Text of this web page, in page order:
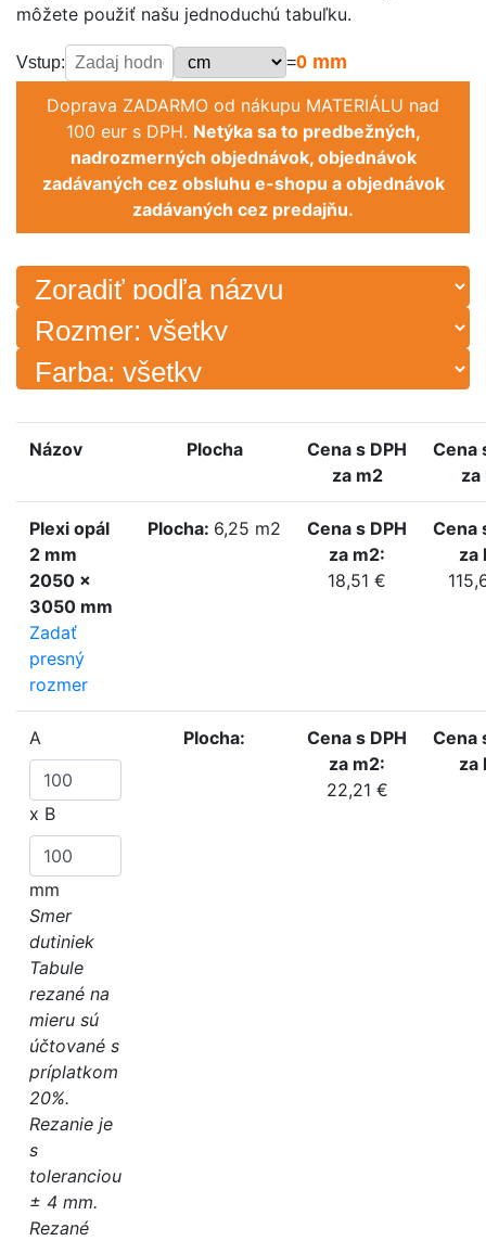
môžete použiť našu jednoduchú tabuľku.
Vstup: =0 mm
Doprava ZADARMO od nákupu MATERIÁLU nad
100 eur s DPH. Netýka sa to predbežných,
nadrozmerných objednávok, objednávok
zadávaných cez obsluhu e-shopu a objednávok
zadávaných cez predajňu.
Názov Plocha
Cena s DPH
za m2
Cena
za
Plexi opál
2 mm
2050 x
3050 mm
Zadať
presný
rozmer
Plocha: 6,25 m2
Cena s DPH
za m2:
18,51 €
Cena
za
A
x B
mm
Smer
dutiniek
Tabule
rezané na
mieru sú
účtované s
príplatkom
20%.
Rezanie je
s
toleranciou
± 4 mm.
Rezané
Plocha:
Cena s DPH
za m2:
22,21 €
Cena
za